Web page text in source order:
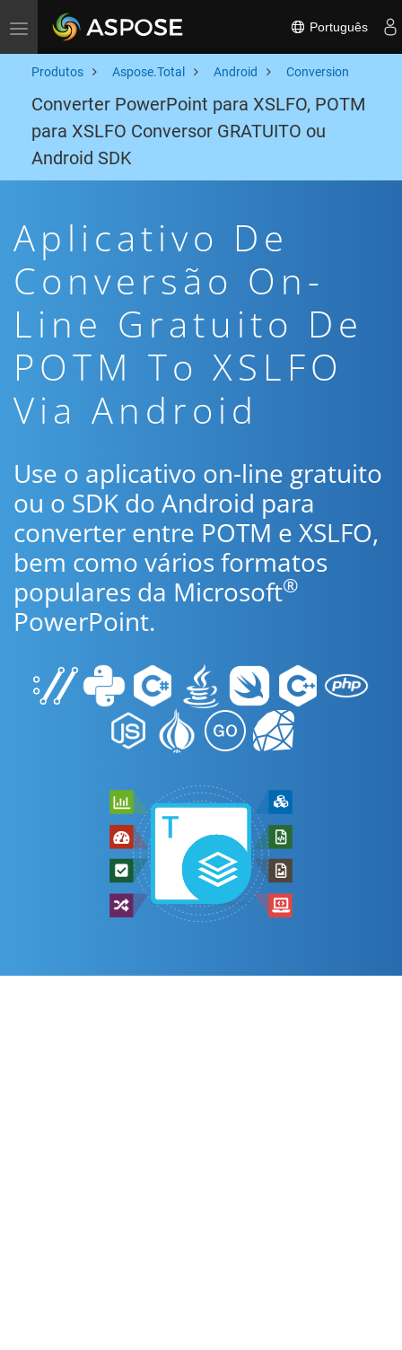
Toggle navigation Português
Produtos Aspose.Total Android Conversion
Converter PowerPoint para XSLFO, POTM
para XSLFO Conversor GRATUITO ou
Android SDK
Aplicativo De
Conversão On-
Line Gratuito De
POTM To XSLFO
Via Android
Use o aplicativo on-line gratuito
ou o SDK do Android para
converter entre POTM e XSLFO,
bem como vários formatos
populares da Microsoft®
PowerPoint.